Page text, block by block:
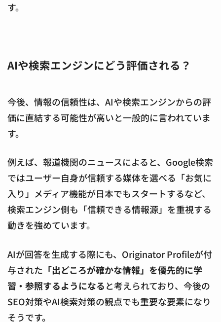
す。
AIや検索エンジンにどう評価される？
今後、情報の信頼性は、AIや検索エンジンからの評
価に直結する可能性が高いと一般的に言われていま
す。
例えば、報道機関のニュースによると、Google検索
ではユーザー自身が信頼する媒体を選べる「お気に
入り」メディア機能が日本でもスタートするなど、
検索エンジン側も「信頼できる情報源」を重視する
動きを強めています。
AIが回答を生成する際にも、Originator Profileが付
与された 「出どころが確かな情報」を優先的に学
習・参照するようになると考えられており、今後の
SEO対策やAI検索対策の観点でも重要な要素になり
そうです。